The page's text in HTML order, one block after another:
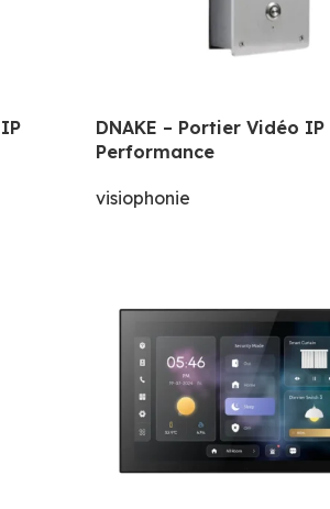
DNAKE – Portier Vidéo
Performance
visiophonie